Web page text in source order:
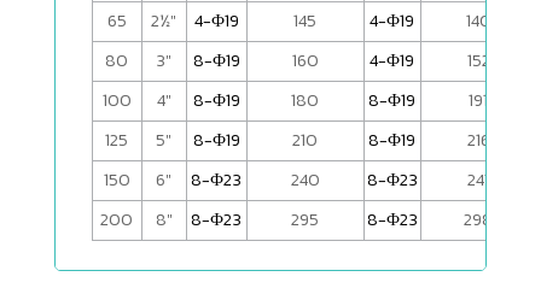
65 2½" 4-Ф19 145 4-Ф19
140
80
3" 8-Ф19 160 4-Ф19
152
100
4" 8-Ф19 180 8-Ф19
191
125
5" 8-Ф19 210 8-Ф19
216
150
6" 8-Ф23 240 8-Ф23 241
200
8" 8-Ф23 295 8-Ф23 298